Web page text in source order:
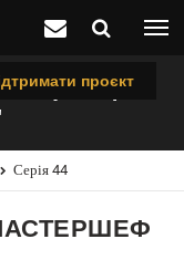
проєкт
Серія 44